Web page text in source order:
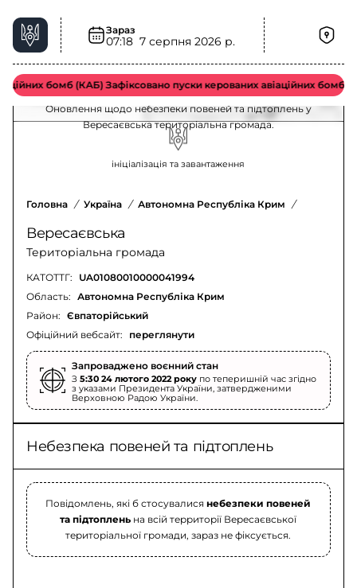
Зараз
07:18 7 серпня 2026 р.
бомб (КАБ) Зафіксовано пуски керованих авіаційних бомб
Небезпека повеней та підтоплень у
Вересаєвська територіальна громада –
актуальна ситуація
Оновлення щодо небезпеки повеней та підтоплень у
Вересаєвська територіальна громада.
ініціалізація та завантаження
Головна / Україна / Автономна Республіка Крим /
Вересаєвська
Територіальна громада
КАТОТТГ: UA01080010000041994
Офіційний вебсайт: переглянути
Область: Автономна Республіка Крим
Район: Євпаторійський
Запроваджено воєнний стан
З 5:30 24 лютого 2022 року по теперишній час згідно
з указами Президента України, затвердженими
Верховною Радою України.
Небезпека повеней та підтоплень
Повідомлень, які б стосувалисянебезпеки повеней
та підтоплень на всій территорії Вересаєвської
територіальної громади, зараз не фіксується.